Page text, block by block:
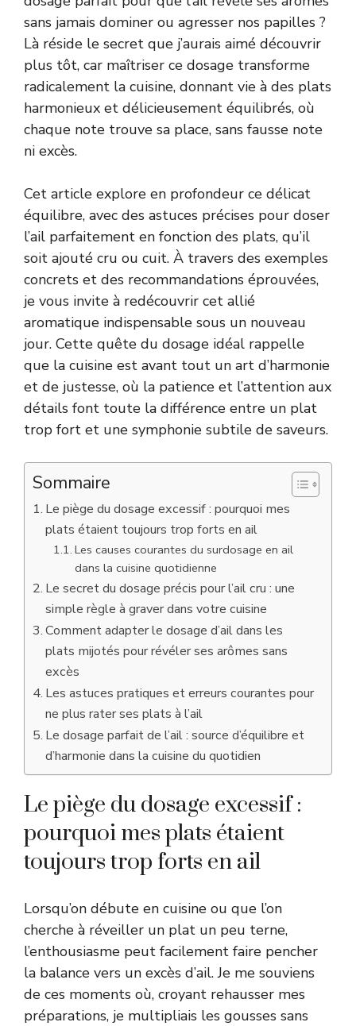
sans jamais dominer ou agresser nos papilles ?
Là réside le secret que j’aurais aimé découvrir
plus tôt, car maîtriser ce dosage transforme
radicalement la cuisine, donnant vie à des plats
harmonieux et délicieusement équilibrés, où
chaque note trouve sa place, sans fausse note
ni excès.
Cet article explore en profondeur ce délicat
équilibre, avec des astuces précises pour doser
l’ail parfaitement en fonction des plats, qu’il
soit ajouté cru ou cuit. À travers des exemples
concrets et des recommandations éprouvées,
je vous invite à redécouvrir cet allié
aromatique indispensable sous un nouveau
jour. Cette quête du dosage idéal rappelle
que la cuisine est avant tout un art d’harmonie
et de justesse, où la patience et l’attention aux
détails font toute la différence entre un plat
trop fort et une symphonie subtile de saveurs.
Sommaire
Le piège du dosage excessif : pourquoi mes
plats étaient toujours trop forts en ail
Les causes courantes du surdosage en ail
dans la cuisine quotidienne
Le secret du dosage précis pour l’ail cru : une
simple règle à graver dans votre cuisine
Comment adapter le dosage d’ail dans les
plats mijotés pour révéler ses arômes sans
excès
Les astuces pratiques et erreurs courantes pour
ne plus rater ses plats à l’ail
Le dosage parfait de l’ail : source d’équilibre et
d’harmonie dans la cuisine du quotidien
Le piège du dosage excessif :
pourquoi mes plats étaient
toujours trop forts en ail
Lorsqu’on débute en cuisine ou que l’on
cherche à réveiller un plat un peu terne,
l’enthousiasme peut facilement faire pencher
la balance vers un excès d’ail. Je me souviens
de ces moments où, croyant rehausser mes
préparations, je multipliais les gousses sans